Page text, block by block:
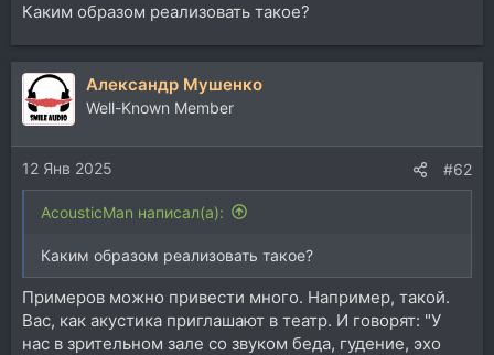
Каким образом реализовать такое?
Александр Мушенко
Well-Known Member
12 Янв 2025 #62
AcousticMan написал(а):
Каким образом реализовать такое?
Примеров можно привести много. Например, такой.
Вас, как акустика приглашают в театр. И говорят: "У
нас в зрительном зале со звуком беда, гудение, эхо